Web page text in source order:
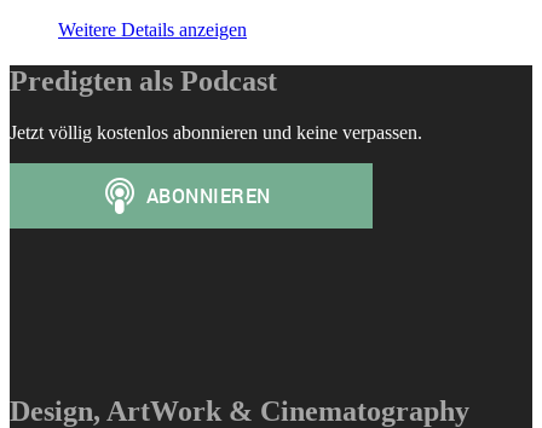
Weitere Details anzeigen
Predigten als Podcast
Jetzt völlig kostenlos abonnieren und keine verpassen.
Design, ArtWork & Cinematography